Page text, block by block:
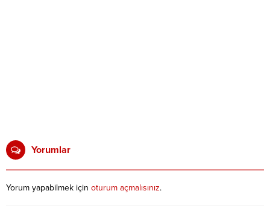
Yorumlar
Yorum yapabilmek için oturum açmalısınız.